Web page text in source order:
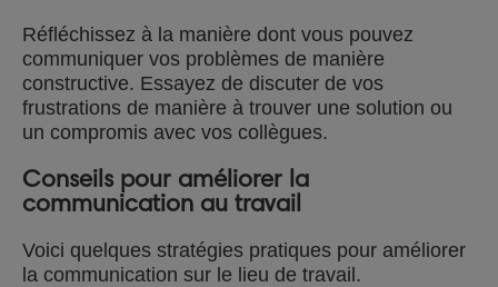
Réfléchissez à la manière dont vous pouvez
communiquer vos problèmes de manière
constructive. Essayez de discuter de vos
frustrations de manière à trouver une solution ou
un compromis avec vos collègues.
Conseils pour améliorer la
communication au travail
Voici quelques stratégies pratiques pour améliorer
la communication sur le lieu de travail.